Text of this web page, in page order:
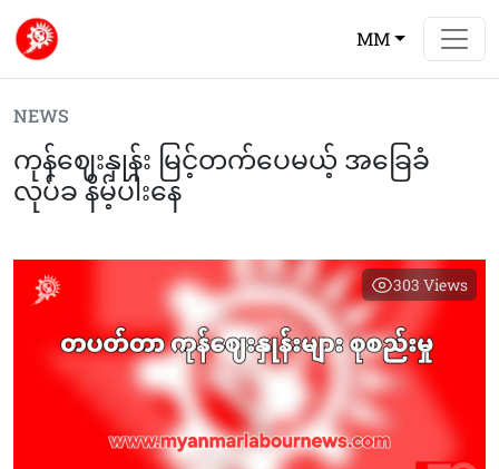
MM
NEWS
ကုန်ဈေးနှုန်း မြင့်တက်ပေမယ့် အခြေခံ
လုပ်ခ နိမ့်ပါးနေ
303 Views